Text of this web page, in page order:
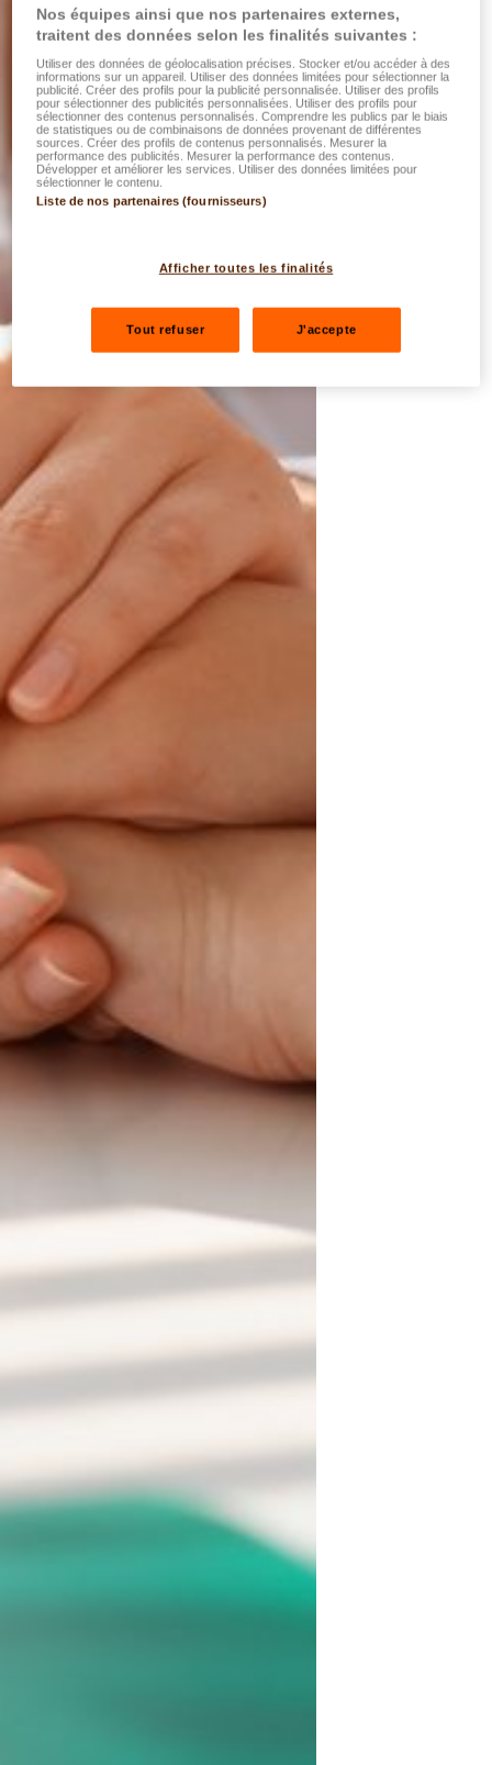
Nos équipes ainsi que nos partenaires externes,
traitent des données selon les finalités suivantes :
Utiliser des données de géolocalisation précises. Stocker et/ou accéder à des
informations sur un appareil. Utiliser des données limitées pour sélectionner la
publicité. Créer des profils pour la publicité personnalisée. Utiliser des profils
pour sélectionner des publicités personnalisées. Utiliser des profils pour
sélectionner des contenus personnalisés. Comprendre les publics par le biais
de statistiques ou de combinaisons de données provenant de différentes
sources. Créer des profils de contenus personnalisés. Mesurer la
performance des publicités. Mesurer la performance des contenus.
Développer et améliorer les services. Utiliser des données limitées pour
sélectionner le contenu.
Liste de nos partenaires (fournisseurs)
Afficher toutes les finalités
Tout refuser J'accepte